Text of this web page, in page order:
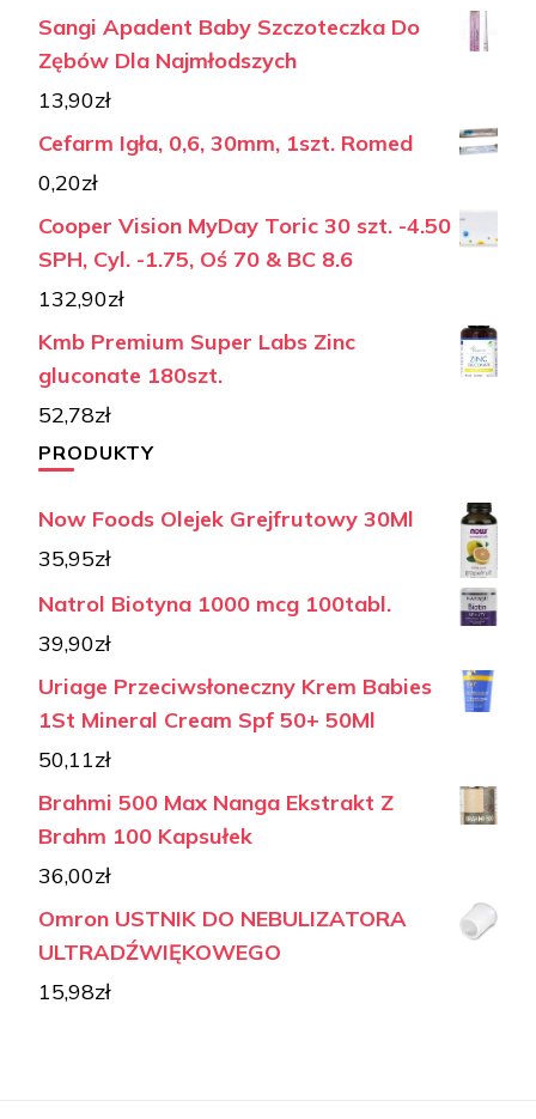
Sangi Apadent Baby Szczoteczka Do
Zębów Dla Najmłodszych
13,90zł
Cefarm Igła, 0,6, 30mm, 1szt. Romed
0,20zł
Cooper Vision MyDay Toric 30 szt. -4.50
SPH, Cyl. -1.75, Oś 70 & BC 8.6
132,90zł
Kmb Premium Super Labs Zinc
gluconate 180szt.
52,78zł
PRODUKTY
Now Foods Olejek Grejfrutowy 30Ml
35,95zł
Natrol Biotyna 1000 mcg 100tabl.
39,90zł
Uriage Przeciwsłoneczny Krem Babies
1St Mineral Cream Spf 50+ 50Ml
50,11zł
Brahmi 500 Max Nanga Ekstrakt Z
Brahm 100 Kapsułek
36,00zł
Omron USTNIK DO NEBULIZATORA
ULTRADŹWIĘKOWEGO
15,98zł